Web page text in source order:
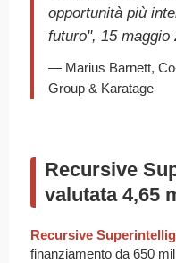
opportunità più
futuro", 15 maggio
— Marius Barnett,
Group & Karatage
Recursive
valutata 4,65
Recursive
finanziamento da 650